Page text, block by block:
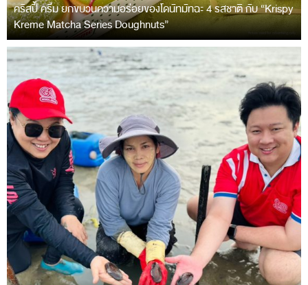
คริสปี้ ครีม ยกขบวนความอร่อยของโดนัทมัทฉะ 4 รสชาติ กับ “Krispy
Kreme Matcha Series Doughnuts”